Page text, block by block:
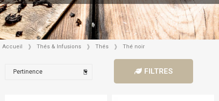
Accueil Thés & Infusions Thés Thé noir
FILTRES